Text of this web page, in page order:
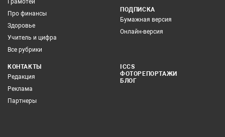
Грамотей
Про финансы
Здоровье
Учитель и цифра
Все рубрики
ПОДПИСКА
Бумажная версия
Онлайн-версия
КОНТАКТЫ
Редакция
Реклама
Партнеры
ICCS
ФОТОРЕПОРТАЖИ
БЛОГ